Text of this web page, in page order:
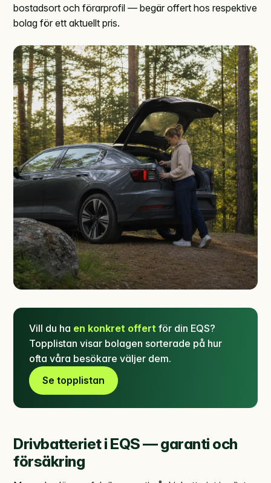
bostadsort och förarprofil — begär offert hos respektive
bolag för ett aktuellt pris.
Vill du ha en konkret offert för din EQS?
Topplistan visar bolagen sorterade på hur
ofta våra besökare väljer dem.
Se topplistan
Drivbatteriet i EQS — garanti och
försäkring